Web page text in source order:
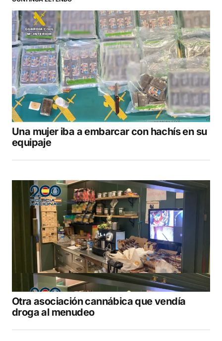
Una mujer iba a embarcar con hachís en su
equipaje
Otra asociación cannábica que vendía
droga al menudeo